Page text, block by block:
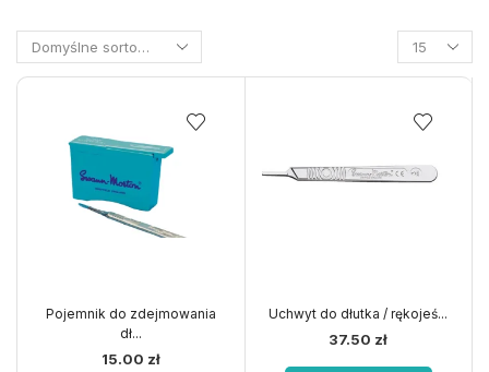
Pojemnik do zdejmowania
dł...
15.00 zł
Uchwyt do dłutka / rękojeś...
37.50 zł